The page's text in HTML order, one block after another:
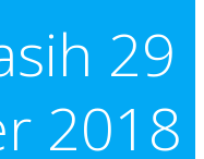
29
2018